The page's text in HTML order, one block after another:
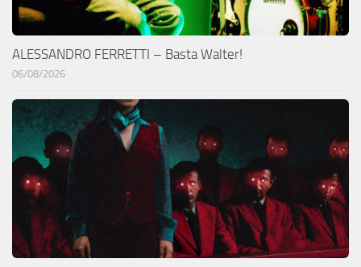
ALESSANDRO FERRETTI – Basta Walter!
06/08/2026